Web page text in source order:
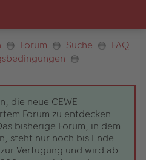
Forum Suche
FAQ
die neue CEWE
Forum zu entdecken
bisherige Forum, in dem
steht nur noch bis Ende
Verfügung und wird ab